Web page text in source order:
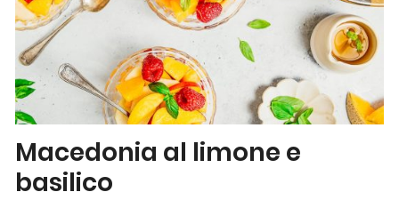
Macedonia al limone e
basilico